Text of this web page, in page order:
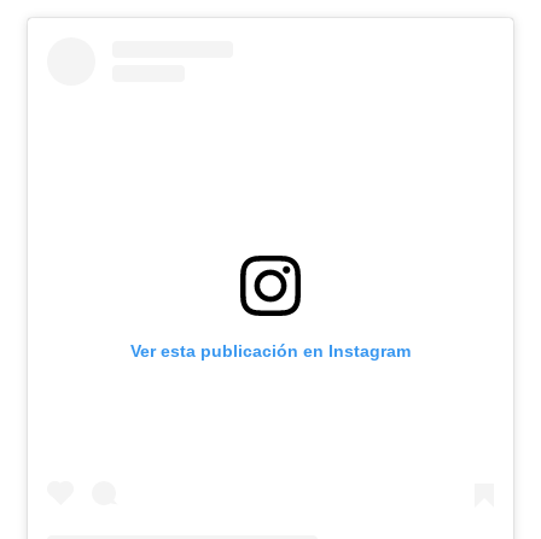
Ver esta publicación en Instagram